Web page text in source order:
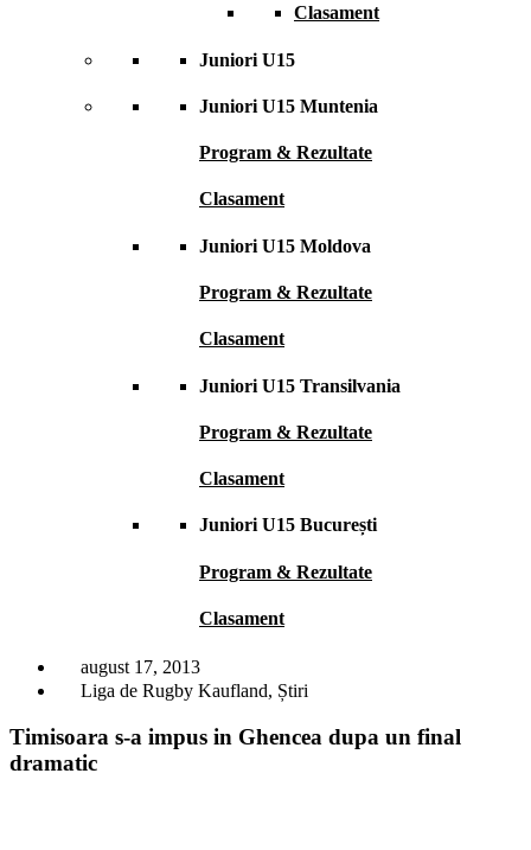
Clasament
Juniori U15
Juniori U15 Muntenia
Program & Rezultate
Clasament
Juniori U15 Moldova
Program & Rezultate
Clasament
Juniori U15 Transilvania
Program & Rezultate
Clasament
Juniori U15 București
Program & Rezultate
Clasament
august 17, 2013
Liga de Rugby Kaufland, Știri
Timisoara s-a impus in Ghencea dupa un final
dramatic